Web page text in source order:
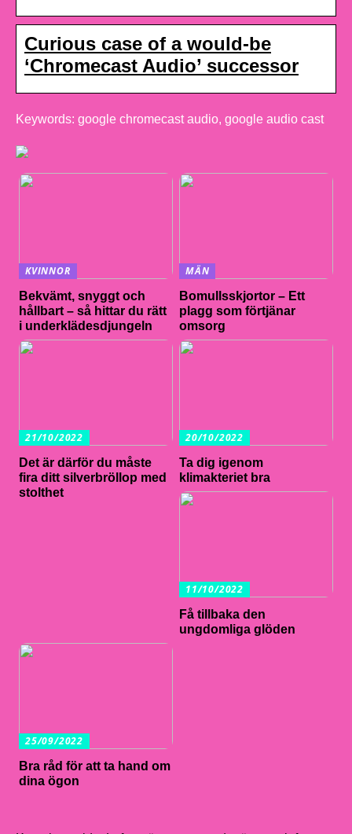
Curious case of a would-be
‘Chromecast Audio’ successor
Keywords: google chromecast audio, google audio cast
KVINNOR
Bekvämt, snyggt och
hållbart – så hittar du rätt
i underklädesdjungeln
MÄN
Bomullsskjortor – Ett
plagg som förtjänar
omsorg
21/10/2022
Det är därför du måste
fira ditt silverbröllop med
stolthet
20/10/2022
Ta dig igenom
klimakteriet bra
11/10/2022
Få tillbaka den
ungdomliga glöden
25/09/2022
Bra råd för att ta hand om
dina ögon